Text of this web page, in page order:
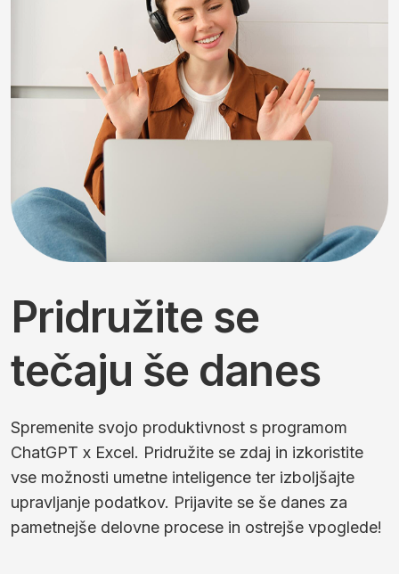
Pridružite se
tečaju še danes
Spremenite svojo produktivnost s programom
ChatGPT x Excel. Pridružite se zdaj in izkoristite
vse možnosti umetne inteligence ter izboljšajte
upravljanje podatkov. Prijavite se še danes za
pametnejše delovne procese in ostrejše vpoglede!